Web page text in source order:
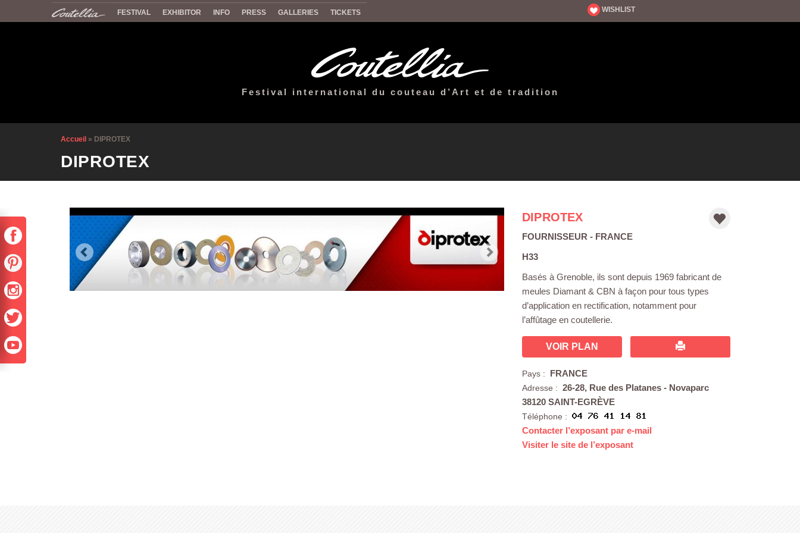
FESTIVAL EXHIBITOR INFO PRESS GALLERIES TICKETS WISHLIST
Festival international du couteau d’Art et de tradition
Accueil » DIPROTEX
DIPROTEX
DIPROTEX
FOURNISSEUR - FRANCE
H33
Basés à Grenoble, ils sont depuis 1969 fabricant de
meules Diamant & CBN à façon pour tous types
d’application en rectification, notamment pour
l’affûtage en coutellerie.
VOIR PLAN
Pays : FRANCE
Adresse : 26-28, Rue des Platanes - Novaparc
38120 SAINT-EGRÈVE
Téléphone :
Contacter l’exposant par e-mail
Visiter le site de l’exposant